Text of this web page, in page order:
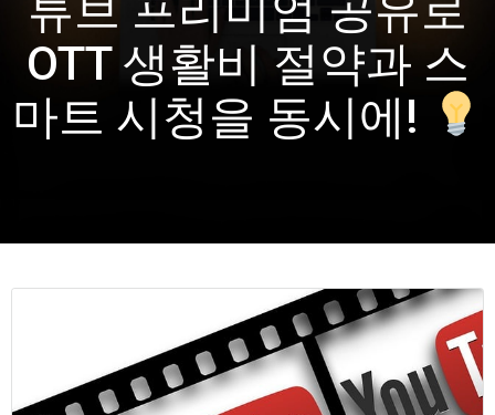
OTT 생활비 절약과 스
마트 시청을 동시에!